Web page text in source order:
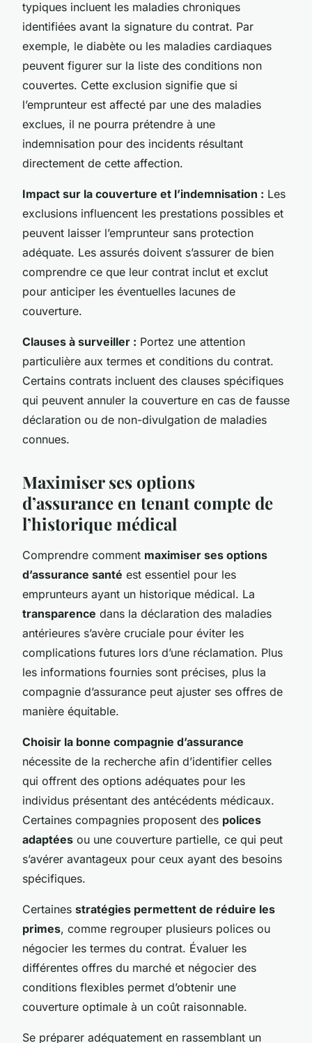
typiques incluent les maladies chroniques
identifiées avant la signature du contrat. Par
exemple, le diabète ou les maladies cardiaques
peuvent figurer sur la liste des conditions non
couvertes. Cette exclusion signifie que si
l’emprunteur est affecté par une des maladies
exclues, il ne pourra prétendre à une
indemnisation pour des incidents résultant
directement de cette affection.
Impact sur la couverture et l’indemnisation : Les
exclusions influencent les prestations possibles et
peuvent laisser l’emprunteur sans protection
adéquate. Les assurés doivent s’assurer de bien
comprendre ce que leur contrat inclut et exclut
pour anticiper les éventuelles lacunes de
couverture.
Clauses à surveiller : Portez une attention
particulière aux termes et conditions du contrat.
Certains contrats incluent des clauses spécifiques
qui peuvent annuler la couverture en cas de fausse
déclaration ou de non-divulgation de maladies
connues.
Maximiser ses options
d’assurance en tenant compte de
l’historique médical
Comprendre comment maximiser ses options
d’assurance santé est essentiel pour les
emprunteurs ayant un historique médical. La
transparence dans la déclaration des maladies
antérieures s’avère cruciale pour éviter les
complications futures lors d’une réclamation. Plus
les informations fournies sont précises, plus la
compagnie d’assurance peut ajuster ses offres de
manière équitable.
Choisir la bonne compagnie d’assurance
nécessite de la recherche afin d’identifier celles
qui offrent des options adéquates pour les
individus présentant des antécédents médicaux.
Certaines compagnies proposent des polices
adaptées ou une couverture partielle, ce qui peut
s’avérer avantageux pour ceux ayant des besoins
spécifiques.
Certaines stratégies permettent de réduire les
primes, comme regrouper plusieurs polices ou
négocier les termes du contrat. Évaluer les
différentes offres du marché et négocier des
conditions flexibles permet d’obtenir une
couverture optimale à un coût raisonnable.
Se préparer adéquatement en rassemblant un